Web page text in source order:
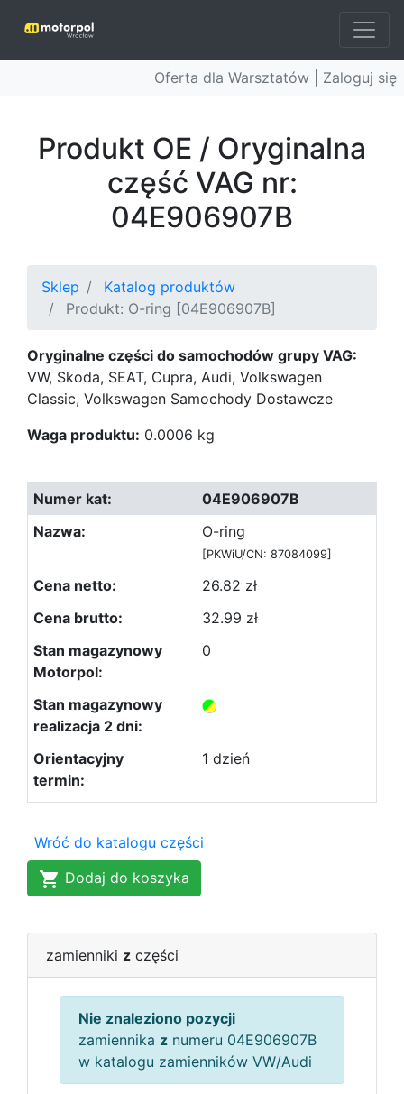
Oferta dla Warsztatów | Zaloguj się
Produkt OE / Oryginalna
część VAG nr:
04E906907B
Sklep
Katalog produktów
Produkt: O-ring [04E906907B]
Oryginalne części do samochodów grupy VAG:
VW, Skoda, SEAT, Cupra, Audi, Volkswagen
Classic, Volkswagen Samochody Dostawcze
Waga produktu: 0.0006 kg
04E906907B
O-ring
[PKWiU/CN: 87084099]
26.82 zł
32.99 zł
0
1 dzień
Wróć do katalogu części
Dodaj do koszyka
zamienniki z części
Nie znaleziono pozycji
zamiennika z numeru 04E906907B
w katalogu zamienników VW/Audi